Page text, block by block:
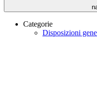
Categorie
Disposizioni